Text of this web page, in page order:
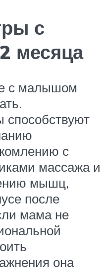
с
месяца
с малышом
с
массажа и
мышц,
после
мама не
она